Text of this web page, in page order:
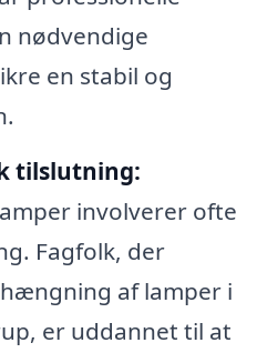
nødvendige
en stabil og
tilslutning:
involverer ofte
Fagfolk, der
af lamper i
er uddannet til at